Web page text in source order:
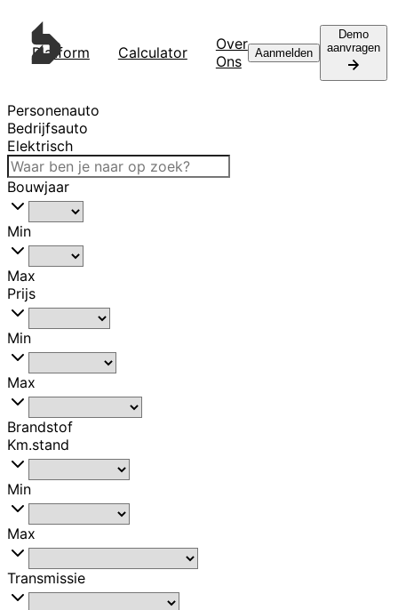
Platform Calculator
Over
Ons
Contact
Aanmelden
Demo
aanvragen
Personenauto
Bedrijfsauto
Elektrisch
Bouwjaar
Min
Max
Prijs
Min
Max
Brandstof
Km.stand
Min
Max
Transmissie